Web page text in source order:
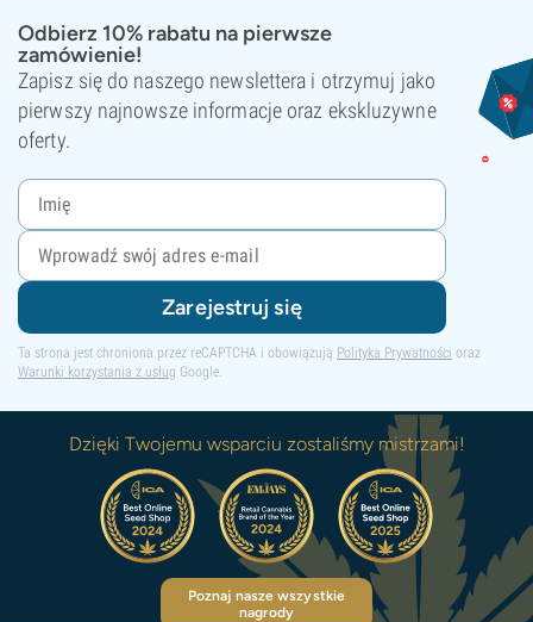
Odbierz 10% rabatu na pierwsze
zamówienie!
Zapisz się do naszego newslettera i otrzymuj jako
pierwszy najnowsze informacje oraz ekskluzywne
oferty.
Zarejestruj się
Ta strona jest chroniona przez reCAPTCHA i obowiązują Polityka Prywatności oraz
Warunki korzystania z usług Google.
Dzięki Twojemu wsparciu zostaliśmy mistrzami!
Poznaj nasze wszystkie
nagrody